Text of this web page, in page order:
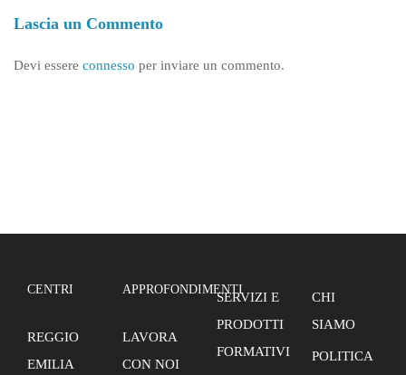
INSERIRE
PERCORSI
Lascia un Commento
Devi essere connesso per inviare un commento.
CENTRI
REGGIO
EMILIA
APPROFONDIMENTI
LAVORA
CON NOI
SERVIZI E
PRODOTTI
FORMATIVI
CHI
SIAMO
POLITICA